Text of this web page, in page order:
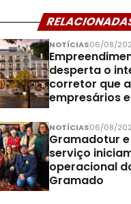
NOTÍCIAS06/08/
desperta o
corretor que
empresários
NOTÍCIAS06/08/
Gramadotur
serviço
operacional
Gramado